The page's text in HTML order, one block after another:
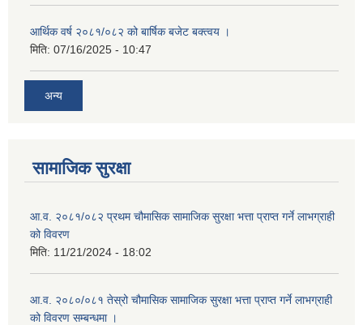
आर्थिक वर्ष २०८१/०८२ को बार्षिक बजेट बक्त्वय ।
मिति: 07/16/2025 - 10:47
अन्य
सामाजिक सुरक्षा
आ.व. २०८१/०८२ प्रथम चौमासिक सामाजिक सुरक्षा भत्ता प्राप्त गर्ने लाभग्राही
को विवरण
मिति: 11/21/2024 - 18:02
आ.व. २०८०/०८१ तेस्रो चौमासिक सामाजिक सुरक्षा भत्ता प्राप्त गर्ने लाभग्राही
को विवरण सम्बन्धमा ।